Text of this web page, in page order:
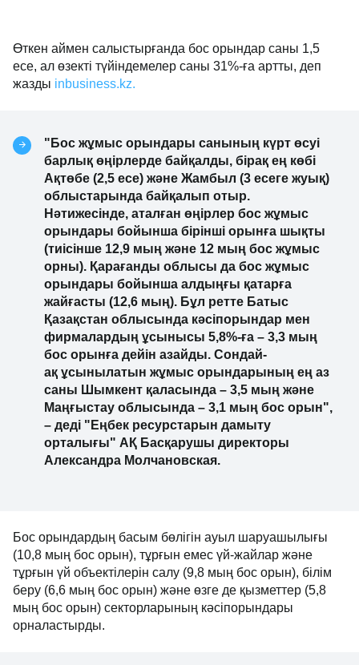
Өткен аймен салыстырғанда бос орындар саны 1,5
есе, ал өзекті түйіндемелер саны 31%-ға артты, деп
жазды inbusiness.kz.
"Бос жұмыс орындары санының күрт өсуі
барлық өңірлерде байқалды, бірақ ең көбі
Ақтөбе (2,5 есе) және Жамбыл (3 есеге жуық)
облыстарында байқалып отыр.
Нәтижесінде, аталған өңірлер бос жұмыс
орындары бойынша бірінші орынға шықты
(тиісінше 12,9 мың және 12 мың бос жұмыс
орны). Қарағанды облысы да бос жұмыс
орындары бойынша алдыңғы қатарға
жайғасты (12,6 мың). Бұл ретте Батыс
Қазақстан облысында кәсіпорындар мен
фирмалардың ұсынысы 5,8%-ға – 3,3 мың
бос орынға дейін азайды. Сондай-
ақ ұсынылатын жұмыс орындарының ең аз
саны Шымкент қаласында – 3,5 мың және
Маңғыстау облысында – 3,1 мың бос орын",
– деді "Еңбек ресурстарын дамыту
орталығы" АҚ Басқарушы директоры
Александра Молчановская.
Бос орындардың басым бөлігін ауыл шаруашылығы
(10,8 мың бос орын), тұрғын емес үй-жайлар және
тұрғын үй объектілерін салу (9,8 мың бос орын), білім
беру (6,6 мың бос орын) және өзге де қызметтер (5,8
мың бос орын) секторларының кәсіпорындары
орналастырды.